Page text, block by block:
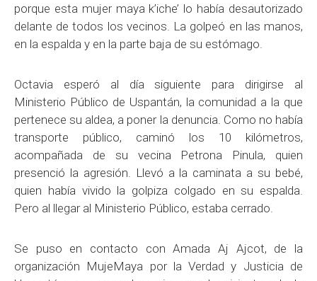
porque esta mujer maya k’iche’ lo había desautorizado
delante de todos los vecinos. La golpeó en las manos,
en la espalda y en la parte baja de su estómago.
Octavia esperó al día siguiente para dirigirse al
Ministerio Público de Uspantán, la comunidad a la que
pertenece su aldea, a poner la denuncia. Como no había
transporte público, caminó los 10 kilómetros,
acompañada de su vecina Petrona Pinula, quien
presenció la agresión. Llevó a la caminata a su bebé,
quien había vivido la golpiza colgado en su espalda.
Pero al llegar al Ministerio Público, estaba cerrado.
Se puso en contacto con Amada Aj Ajcot, de la
organización MujeMaya por la Verdad y Justicia de